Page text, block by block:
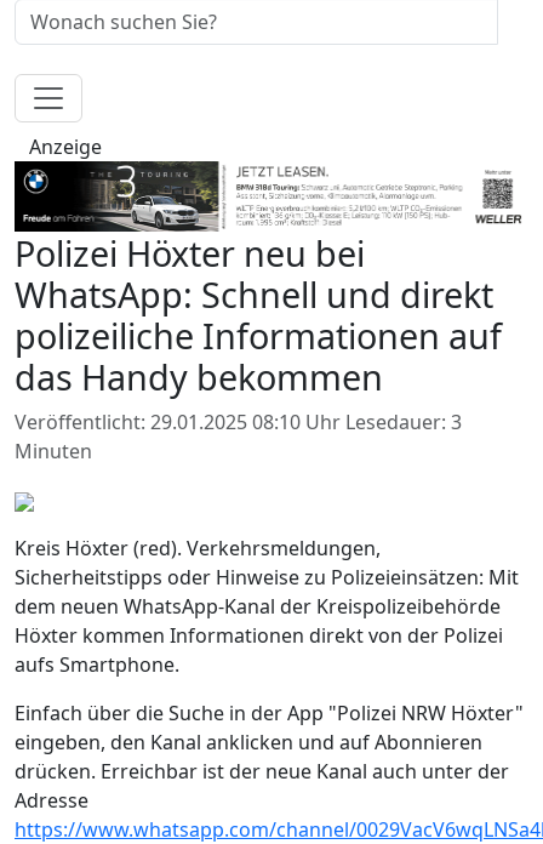
Anzeige
Polizei Höxter neu bei
WhatsApp: Schnell und direkt
polizeiliche Informationen auf
das Handy bekommen
Veröffentlicht: 29.01.2025 08:10 Uhr Lesedauer: 3
Minuten
Kreis Höxter (red). Verkehrsmeldungen,
Sicherheitstipps oder Hinweise zu Polizeieinsätzen: Mit
dem neuen WhatsApp-Kanal der Kreispolizeibehörde
Höxter kommen Informationen direkt von der Polizei
aufs Smartphone.
Einfach über die Suche in der App "Polizei NRW Höxter"
eingeben, den Kanal anklicken und auf Abonnieren
drücken. Erreichbar ist der neue Kanal auch unter der
Adresse
https://www.whatsapp.com/channel/